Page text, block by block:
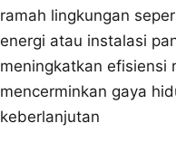
ramah lingkungan
energi atau instalasi
meningkatkan efisiensi
mencerminkan gaya
keberlanjutan